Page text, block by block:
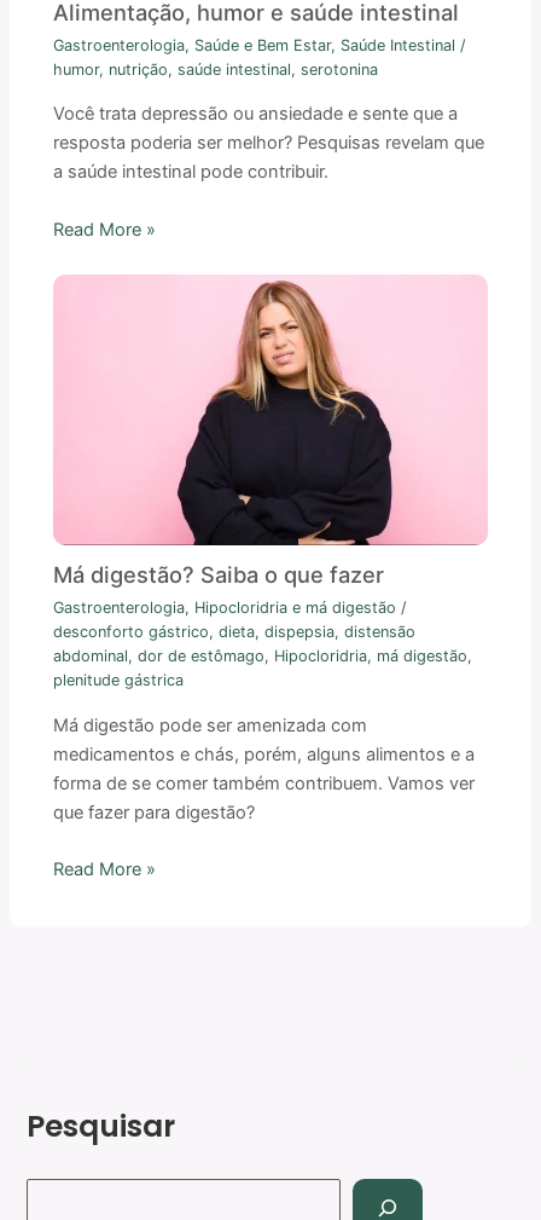
Alimentação, humor e saúde intestinal
Gastroenterologia, Saúde e Bem Estar, Saúde Intestinal /
humor, nutrição,saúde intestinal,serotonina
Você trata depressão ou ansiedade e sente que a
resposta poderia ser melhor? Pesquisas revelam que
a saúde intestinal pode contribuir.
Read More »
Má digestão? Saiba o que fazer
Gastroenterologia, Hipocloridria e má digestão /
desconforto gástrico,dieta,dispepsia,distensão
abdominal,dor de estômago, Hipocloridria, má digestão,
plenitude gástrica
Má digestão pode ser amenizada com
medicamentos e chás, porém, alguns alimentos e a
forma de se comer também contribuem. Vamos ver
que fazer para digestão?
Read More »
Pesquisar